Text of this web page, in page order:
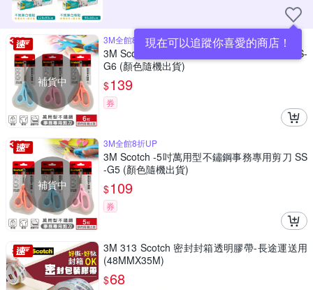
現在可以追蹤你喜愛的商店！
補貨中
3M全館8折UP
3M Scotch -6吋萬用型不鏽鋼事務專用剪刀SS-
G6 (顏色隨機出貨)
$139
券
補貨中
3M全館8折UP
3M Scotch -5吋萬用型不鏽鋼事務專用剪刀 SS
-G5 (顏色隨機出貨)
$109
券
3M 313 Scotch 密封封箱透明膠帶-長途運送用
(48MMX35M)
$68